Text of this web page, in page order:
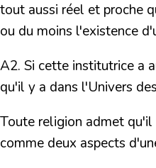
tout aussi réel et proche
ou du moins l'existence
A2. Si cette institutrice a
qu'il y a dans l'Univers
Toute religion admet
comme deux aspects